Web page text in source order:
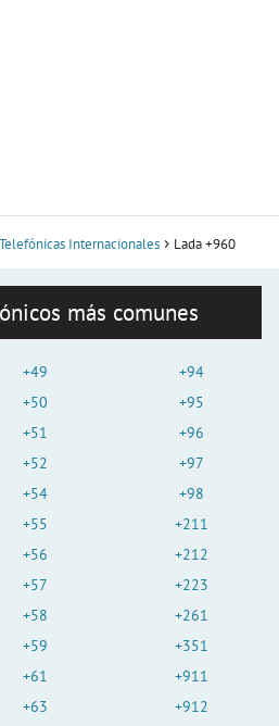
Internacionales Lada +960
más comunes
+49
+50
+51
+52
+54
+55
+56
+57
+58
+59
+61
+63
+94
+95
+96
+97
+98
+211
+212
+223
+261
+351
+911
+912